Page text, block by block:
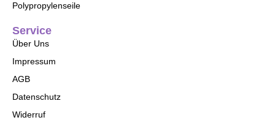
Polypropylenseile
Service
Über Uns
Impressum
AGB
Datenschutz
Widerruf